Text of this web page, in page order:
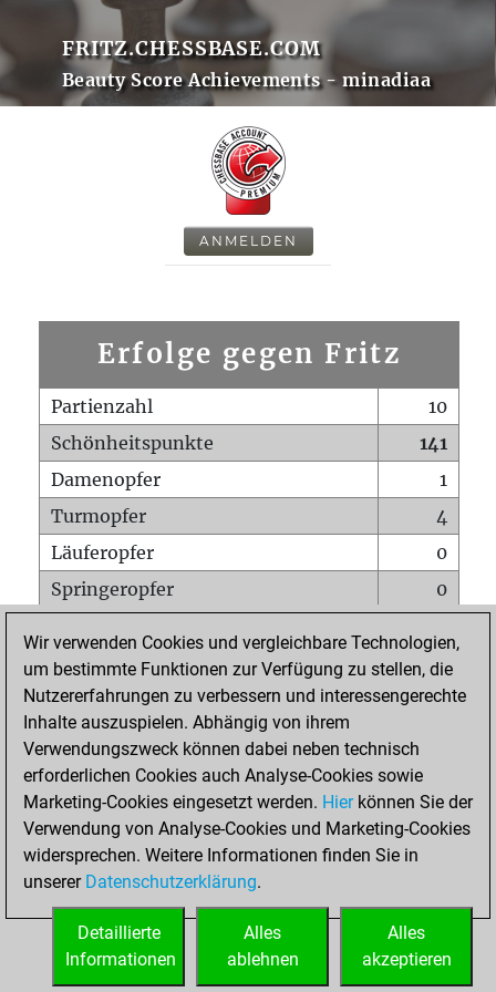
FRITZ.CHESSBASE.COM
Beauty Score Achievements - minadiaa
ANMELDEN
Erfolge gegen Fritz
Partienzahl
10
Schönheitspunkte
141
Damenopfer
1
Turmopfer
4
Läuferopfer
0
Springeropfer
0
Matt auf vollem Brett
0
Bauer setzt Matt
0
Erstickte Matts
Unterverwandlungen
Türme auf der siebten
0
STARTSEITE
Wir verwenden Cookies und vergleichbare Technologien,
um bestimmte Funktionen zur Verfügung zu stellen, die
Nutzererfahrungen zu verbessern und interessengerechte
Inhalte auszuspielen. Abhängig von ihrem
Verwendungszweck können dabei neben technisch
erforderlichen Cookies auch Analyse-Cookies sowie
Marketing-Cookies eingesetzt werden. Hierkönnen Sie der
Verwendung von Analyse-Cookies und Marketing-Cookies
widersprechen. Weitere Informationen finden Sie in
unserer Datenschutzerklärung.
Alles
akzeptieren
Alles
ablehnen
Detaillierte
Informationen